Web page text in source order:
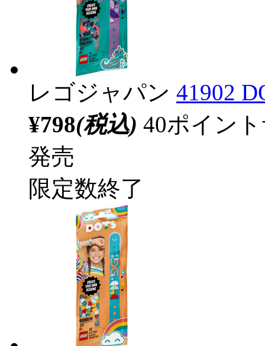
レゴジャパン 41902
¥798(税込) 40ポイン
発売
限定数終了